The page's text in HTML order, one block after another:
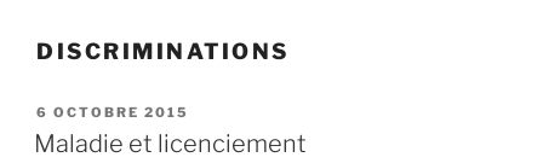
DISCRIMINATIONS
PUBLIÉ
LE
6 OCTOBRE 2015
Maladie et licenciement